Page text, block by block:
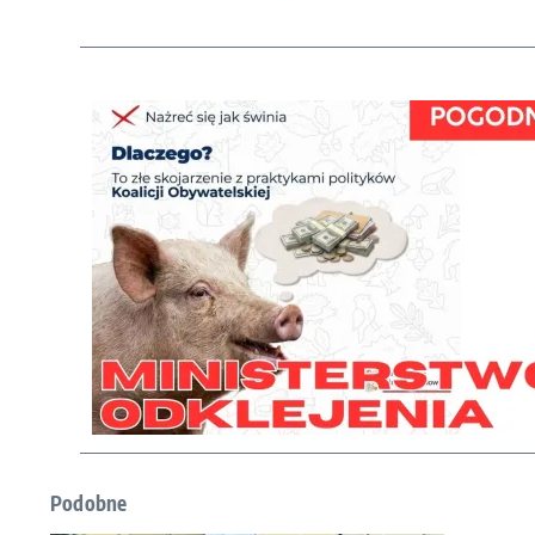
Podobne